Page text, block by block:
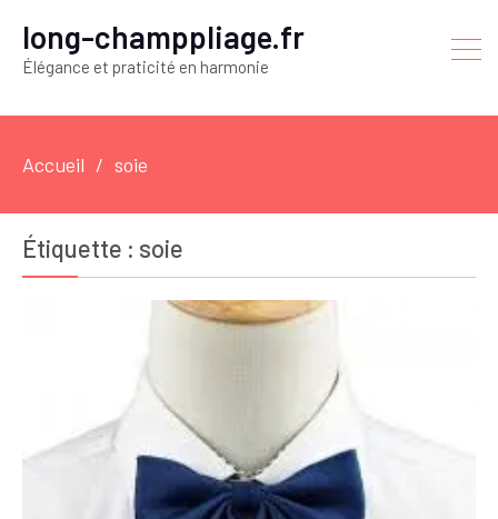
long-champpliage.fr
Élégance et praticité en harmonie
Accueil soie
Étiquette : soie